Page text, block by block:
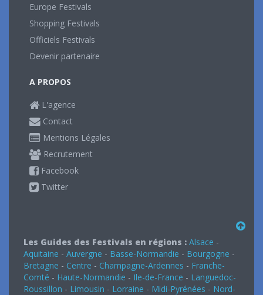
Europe Festivals
Shopping Festivals
Officiels Festivals
Devenir partenaire
A PROPOS
L'agence
Contact
Mentions Légales
Recrutement
Facebook
Twitter
Les Guides des Festivals en régions : Alsace -
Aquitaine - Auvergne - Basse-Normandie - Bourgogne -
Bretagne - Centre - Champagne-Ardennes - Franche-
Comté - Haute-Normandie - Ile-de-France - Languedoc-
Roussillon - Limousin - Lorraine - Midi-Pyrénées - Nord-